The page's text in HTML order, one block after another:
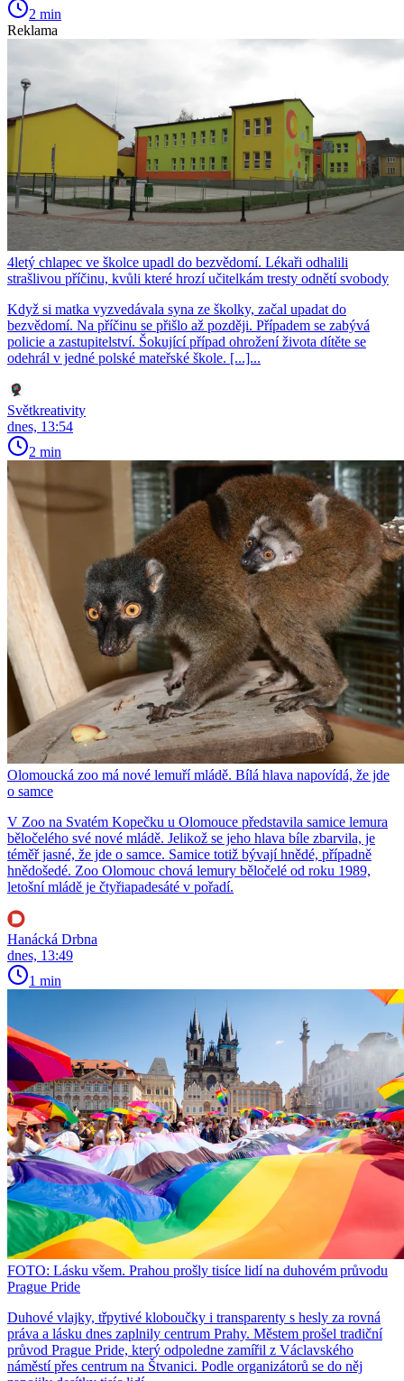
2 min
Reklama
4letý chlapec ve školce upadl do bezvědomí. Lékaři odhalili
strašlivou příčinu, kvůli které hrozí učitelkám tresty odnětí svobody
Když si matka vyzvedávala syna ze školky, začal upadat do
bezvědomí. Na příčinu se přišlo až později. Případem se zabývá
policie a zastupitelství. Šokující případ ohrožení života dítěte se
odehrál v jedné polské mateřské škole. [...]...
Světkreativity
dnes, 13:54
2 min
Olomoucká zoo má nové lemuří mládě. Bílá hlava napovídá, že jde
o samce
V Zoo na Svatém Kopečku u Olomouce představila samice lemura
běločelého své nové mládě. Jelikož se jeho hlava bíle zbarvila, je
téměř jasné, že jde o samce. Samice totiž bývají hnědé, případně
hnědošedé. Zoo Olomouc chová lemury běločelé od roku 1989,
letošní mládě je čtyřiapadesáté v pořadí.
Hanácká Drbna
dnes, 13:49
1 min
FOTO: Lásku všem. Prahou prošly tisíce lidí na duhovém průvodu
Prague Pride
Duhové vlajky, třpytivé kloboučky i transparenty s hesly za rovná
práva a lásku dnes zaplnily centrum Prahy. Městem prošel tradiční
průvod Prague Pride, který odpoledne zamířil z Václavského
náměstí přes centrum na Štvanici. Podle organizátorů se do něj